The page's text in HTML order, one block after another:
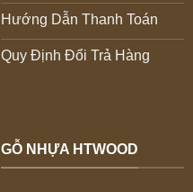
Hướng Dẫn Thanh Toán
Quy Định Đổi Trả Hàng
GỖ NHỰA HTWOOD